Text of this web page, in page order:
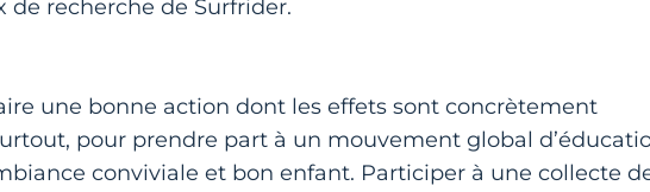
recherche de Surfrider.
une bonne action dont les effets sont concrètement
pour prendre part à un mouvement global
conviviale et bon enfant. Participer à une collecte